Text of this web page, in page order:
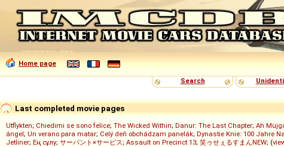
Home page
Search
Last completed movie pages
Utflykten; Chiedimi se sono felice; The Wicked Within; Danur: The Last Chapter; Ah
ángel; Un verano para matar; Celý deň obchádzam panelák; Dynastie Knie: 100 Jahre
Jetliner; Ең сұлу; サーバント×サービス; Assault on Precinct 13; 笑ゥせぇるすまんNEW; (